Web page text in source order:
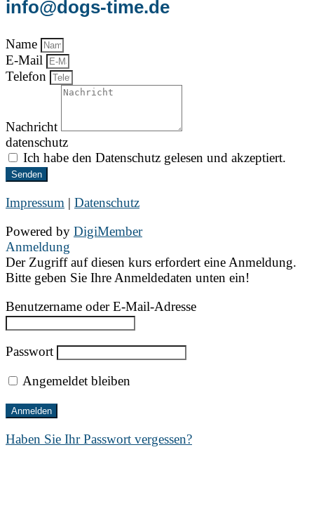
info@dogs-time.de
Name
E-Mail
Telefon
Nachricht
datenschutz
Ich habe den Datenschutz gelesen und akzeptiert.
Senden
Impressum | Datenschutz
Powered by DigiMember
Anmeldung
Der Zugriff auf diesen kurs erfordert eine Anmeldung.
Bitte geben Sie Ihre Anmeldedaten unten ein!
Benutzername oder E-Mail-Adresse
Passwort
Angemeldet bleiben
Haben Sie Ihr Passwort vergessen?